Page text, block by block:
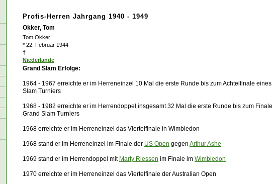
Profis-Herren Jahrgang 1940 - 1949
Okker, Tom
Tom Okker
* 22. Februar 1944
†
Niederlande
Grand Slam Erfolge:
1964 - 1967 erreichte er im Herreneinzel 10 Mal die erste Runde bis zum Achtelfinale eines
Slam Turniers
1968 - 1982 erreichte er im Herrendoppel insgesamt 32 Mal die erste Runde bis zum
Grand Slam Turniers
1968 erreichte er im Herreneinzel das Viertelfinale in Wimbledon
1968 stand er im Herreneinzel im Finale der US Open gegen Arthur Ashe
1969 stand er im Herrendoppel mit Marty Riessen im Finale im Wimbledon
1970 erreichte er im Herreneinzel das Viertelfinale der Australian Open